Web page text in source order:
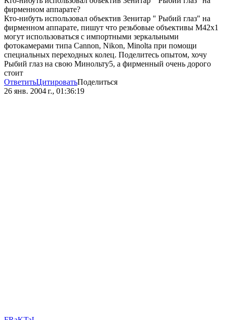
фирменном аппарате?
Кто-нибуть использовал объектив Зенитар " Рыбий глаз" на
фирменном аппарате, пишут что резьбовые объективы М42х1
могут использоваться с импортными зеркальными
фотокамерами типа Cannon, Nikon, Minolta при помощи
специальных переходных колец. Поделитесь опытом, хочу
Рыбий глаз на свою Минольту5, а фирменный очень дорого
стоит
ОтветитьЦитироватьПоделиться
26 янв. 2004 г., 01:36:19